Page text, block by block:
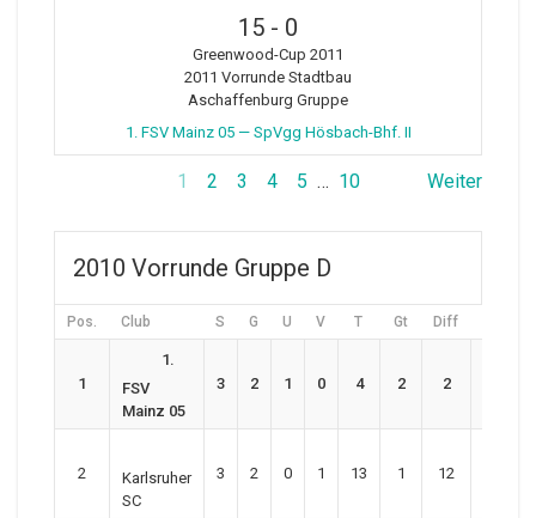
15 - 0
Greenwood-Cup 2011
2011 Vorrunde Stadtbau
Aschaffenburg Gruppe
1. FSV Mainz 05 — SpVgg Hösbach-Bhf. II
1 2 3 4 5 … 10 Weiter
2010 Vorrunde Gruppe D
Pos. Club S G U V T Gt Diff
1
1.
FSV
Mainz 05
3 2 1 0 4 2 2
2
Karlsruher
SC
3 2 0 1 13 1 12